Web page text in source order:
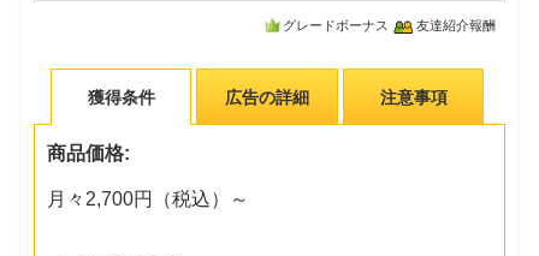
グレードボーナス 友達紹介報酬
獲得条件 広告の詳細 注意事項
商品価格:
月々2,700円（税込）～